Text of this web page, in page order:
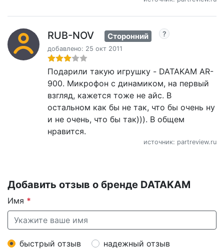
RUB-NOV Сторонний
добавлено: 25 окт 2011
Подарили такую игрушку - DATAKAM AR-
900. Микрофон с динамиком, на первый
взгляд, кажется тоже не айс. В
остальном как бы не так, что бы очень ну
и не очень, что бы так))). В общем
нравится.
источник: partreview.ru
Добавить отзыв о бренде DATAKAM
Имя *
быстрый отзыв надежный отзыв